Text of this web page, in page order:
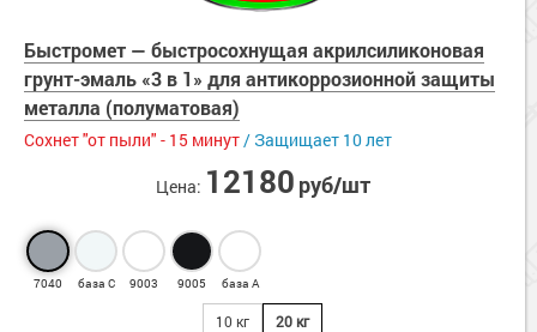
Сопутствующие товары
Морозостойкие краски для металла
Морозостойкие краски для фасада
Сопутствующие товары
Быстромет — быстросохнущая акрилсиликоновая
грунт-эмаль «3 в 1» для антикоррозионной защиты
металла (полуматовая)
Сохнет "от пыли" - 15 минут/ Защищает 10 лет
Цена: 12180 руб/шт
7040 база С 9003 9005 база А
10 кг 20 кг